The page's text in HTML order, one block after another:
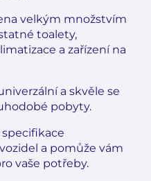
velkým množstvím
toalety,
a zařízení na
a skvěle se
pobyty.
a pomůže vám
vaše potřeby.